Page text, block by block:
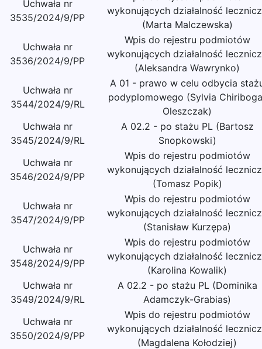
Uchwała nr
3535/2024/9/PP
wykonujących działalność
(Marta Malczewska)
Uchwała nr
3536/2024/9/PP
Wpis do rejestru podmiotów
wykonujących działalność
(Aleksandra Wawrynko)
Uchwała nr
3544/2024/9/RL
A 01 - prawo w celu odbycia
podyplomowego (Sylvia
Oleszczak)
Uchwała nr
3545/2024/9/RL
A 02.2 - po stażu PL (Bartosz
Snopkowski)
Uchwała nr
3546/2024/9/PP
Wpis do rejestru podmiotów
wykonujących działalność
(Tomasz Popik)
Uchwała nr
3547/2024/9/PP
Wpis do rejestru podmiotów
wykonujących działalność
(Stanisław Kurzępa)
Uchwała nr
3548/2024/9/PP
Wpis do rejestru podmiotów
wykonujących działalność
(Karolina Kowalik)
Uchwała nr
3549/2024/9/RL
A 02.2 - po stażu PL (Dominika
Adamczyk-Grabias)
Uchwała nr
3550/2024/9/PP
Wpis do rejestru podmiotów
wykonujących działalność
(Magdalena Kołodziej)